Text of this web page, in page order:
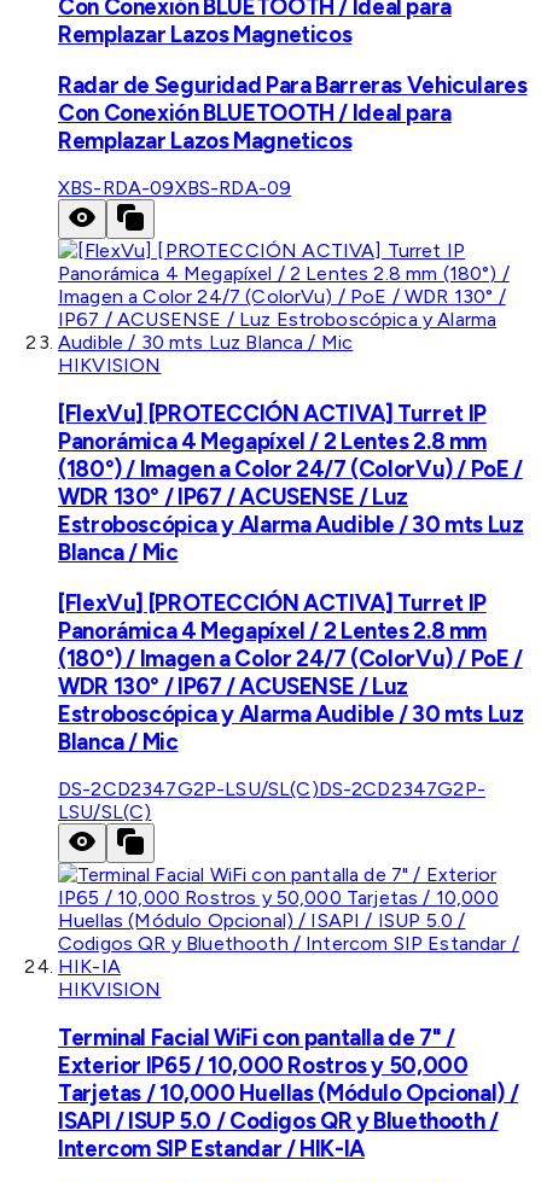
Con Conexión BLUETOOTH / Ideal para
Remplazar Lazos Magneticos
Radar de Seguridad Para Barreras Vehiculares
Con Conexión BLUETOOTH / Ideal para
Remplazar Lazos Magneticos
XBS-RDA-09XBS-RDA-09
HIKVISION
[FlexVu] [PROTECCIÓN ACTIVA] Turret IP
Panorámica 4 Megapíxel / 2 Lentes 2.8 mm
(180°) / Imagen a Color 24/7 (ColorVu) / PoE /
WDR 130° / IP67 / ACUSENSE / Luz
Estroboscópica y Alarma Audible / 30 mts Luz
Blanca / Mic
[FlexVu] [PROTECCIÓN ACTIVA] Turret IP
Panorámica 4 Megapíxel / 2 Lentes 2.8 mm
(180°) / Imagen a Color 24/7 (ColorVu) / PoE /
WDR 130° / IP67 / ACUSENSE / Luz
Estroboscópica y Alarma Audible / 30 mts Luz
Blanca / Mic
DS-2CD2347G2P-LSU/SL(C)DS-2CD2347G2P-
LSU/SL(C)
HIKVISION
Terminal Facial WiFi con pantalla de 7" /
Exterior IP65 / 10,000 Rostros y 50,000
Tarjetas / 10,000 Huellas (Módulo Opcional) /
ISAPI / ISUP 5.0 / Codigos QR y Bluethooth /
Intercom SIP Estandar / HIK-IA